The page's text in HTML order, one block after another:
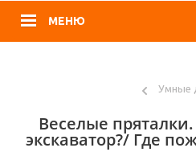
МЕНЮ
Умные
Веселые
экскаватор?/ Где